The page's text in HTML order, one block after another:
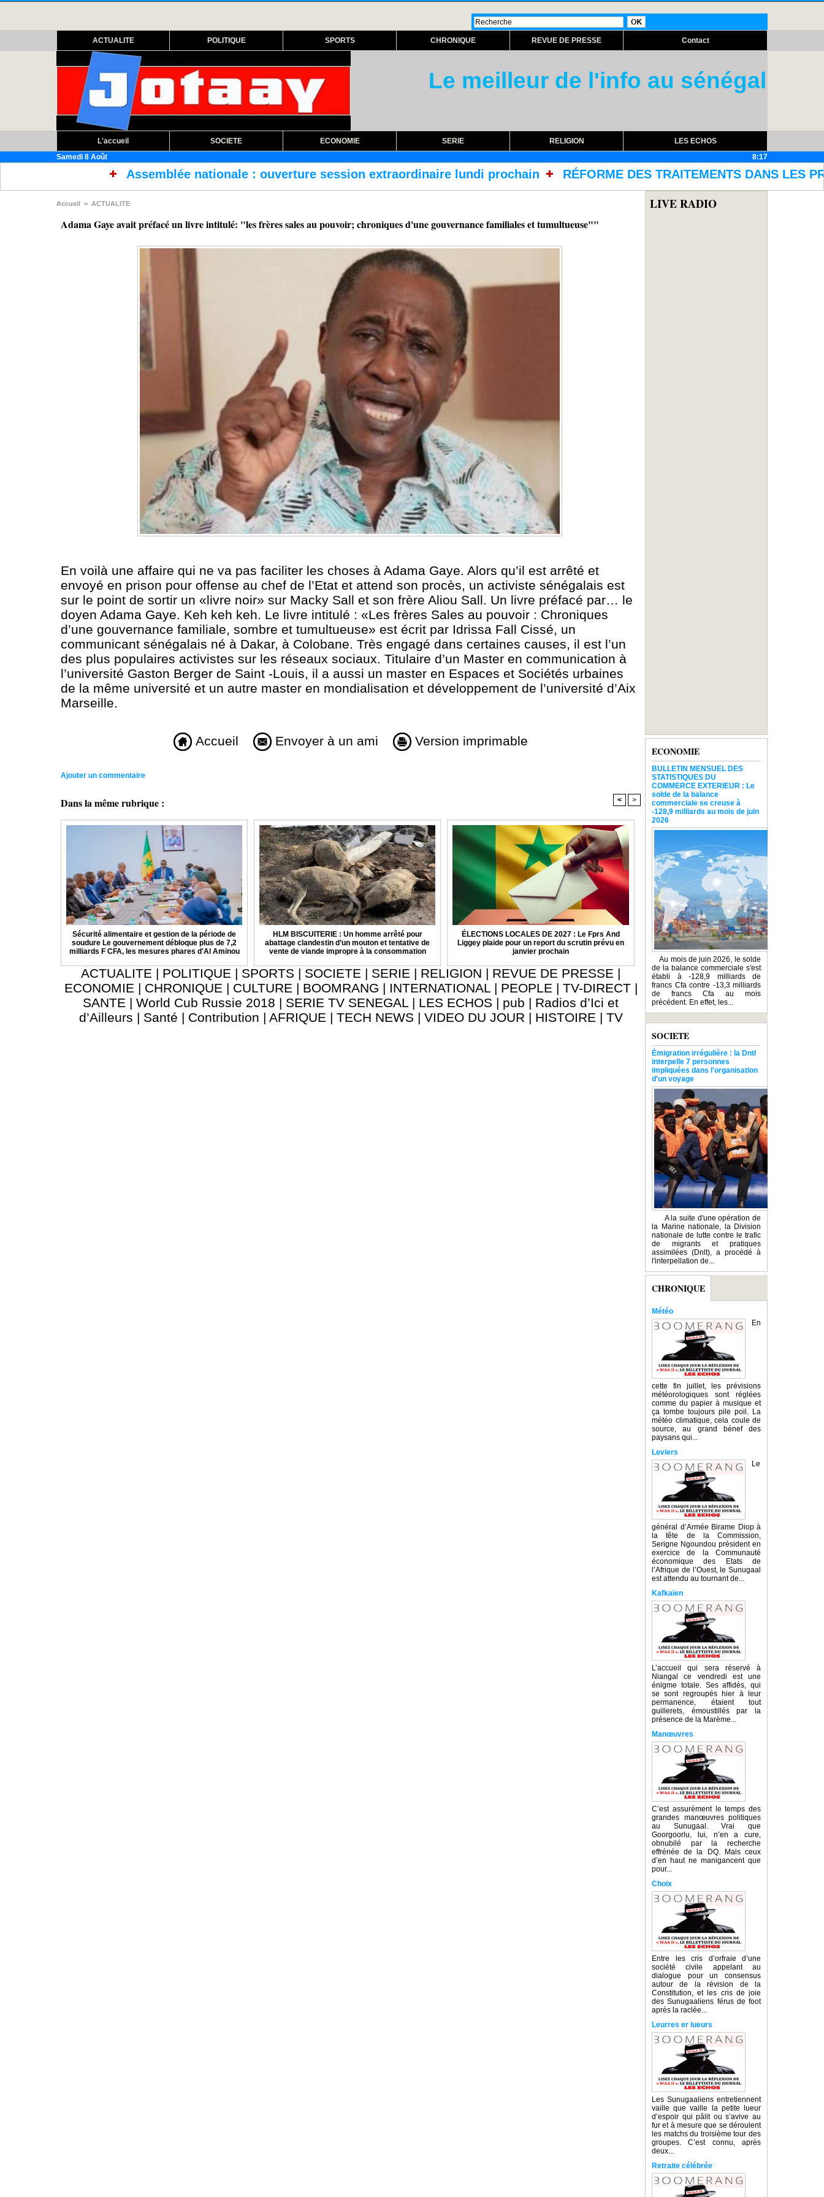
ACTUALITE POLITIQUE SPORTS CHRONIQUE REVUE DE PRESSE Contact
Le meilleur de l'info au sénégal
L'accueil SOCIETE ECONOMIE SERIE RELIGION
LES ECHOS
Samedi 8 Août
8:17
nationale : ouverture session extraordinaire lundi prochain RÉFORME DES TRAITEMENTS DANS LES PRISONS AVEC
Accueil > ACTUALITE
Adama Gaye avait préfacé un livre intitulé: "les frères sales au pouvoir; chroniques d'une gouvernance familiales et tumultueuse""
En voilà une affaire qui ne va pas faciliter les choses à Adama Gaye. Alors qu’il est arrêté et
envoyé en prison pour offense au chef de l’Etat et attend son procès, un activiste sénégalais est
sur le point de sortir un «livre noir» sur Macky Sall et son frère Aliou Sall. Un livre préfacé par… le
doyen Adama Gaye. Keh keh keh. Le livre intitulé : «Les frères Sales au pouvoir : Chroniques
d’une gouvernance familiale, sombre et tumultueuse» est écrit par Idrissa Fall Cissé, un
communicant sénégalais né à Dakar, à Colobane. Très engagé dans certaines causes, il est l’un
des plus populaires activistes sur les réseaux sociaux. Titulaire d’un Master en communication à
l’université Gaston Berger de Saint -Louis, il a aussi un master en Espaces et Sociétés urbaines
de la même université et un autre master en mondialisation et développement de l’université d’Aix
Marseille.
Accueil Envoyer à un ami Version imprimable
Ajouter un commentaire
Dans la même rubrique : < >
Sécurité alimentaire et gestion de la période de
soudure Le gouvernement débloque plus de 7,2
milliards F CFA, les mesures phares d'Al Aminou
HLM BISCUITERIE : Un homme arrêté pour
abattage clandestin d’un mouton et tentative de
vente de viande impropre à la consommation
ÉLECTIONS LOCALES DE 2027 : Le Fprs And
Liggey plaide pour un report du scrutin prévu en
janvier prochain
ACTUALITE | POLITIQUE | SPORTS | SOCIETE | SERIE | RELIGION | REVUE DE PRESSE |
ECONOMIE | CHRONIQUE | CULTURE | BOOMRANG | INTERNATIONAL | PEOPLE | TV-DIRECT |
SANTE | World Cub Russie 2018 | SERIE TV SENEGAL | LES ECHOS | pub | Radios d’Ici et
d’Ailleurs | Santé | Contribution | AFRIQUE | TECH NEWS | VIDEO DU JOUR | HISTOIRE | TV
LIVE RADIO
ECONOMIE
BULLETIN MENSUEL DES
STATISTIQUES DU
COMMERCE EXTERIEUR : Le
solde de la balance
commerciale se creuse à
-128,9 milliards au mois de juin
2026
Au mois de juin 2026, le solde
de la balance commerciale s'est
établi à -128,9 milliards de
francs Cfa contre -13,3 milliards
de francs Cfa au mois
précédent. En effet, les...
SOCIETE
Émigration irrégulière : la Dntl
interpelle 7 personnes
impliquées dans l'organisation
d'un voyage
A la suite d'une opération de
la Marine nationale, la Division
nationale de lutte contre le trafic
de migrants et pratiques
assimilées (Dnlt), a procédé à
l'interpellation de...
CHRONIQUE
Météo
En
cette fin juillet, les prévisions
météorologiques sont réglées
comme du papier à musique et
ça tombe toujours pile poil. La
météo climatique, cela coule de
source, au grand bénef des
paysans qui...
Leviers
Le
général d’Armée Birame Diop à
la tête de la Commission,
Serigne Ngoundou président en
exercice de la Communauté
économique des Etats de
l’Afrique de l’Ouest, le Sunugaal
est attendu au tournant de...
Kafkaïen
L’accueil qui sera réservé à
Niangal ce vendredi est une
énigme totale. Ses affidés, qui
se sont regroupés hier à leur
permanence, étaient tout
guillerets, émoustillés par la
présence de la Marème...
Manœuvres
C’est assurément le temps des
grandes manœuvres politiques
au Sunugaal. Vrai que
Goorgoorlu, lui, n’en a cure,
obnubilé par la recherche
effrénée de la DQ. Mais ceux
d’en haut ne manigancent que
pour...
Choix
Entre les cris d’orfraie d’une
société civile appelant au
dialogue pour un consensus
autour de la révision de la
Constitution, et les cris de joie
des Sunugaaliens férus de foot
après la raclée...
Leurres er lueurs
Les Sunugaaliens entretiennent
vaille que vaille la petite lueur
d’espoir qui pâlit ou s’avive au
fur et à mesure que se déroulent
les matchs du troisième tour des
groupes. C’est connu, après
deux...
Retraite célébrée